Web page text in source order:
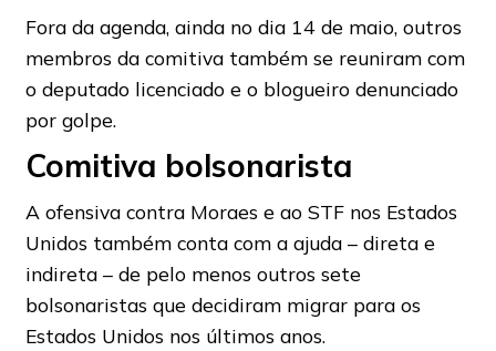
Fora da agenda, ainda no dia 14 de maio, outros
membros da comitiva também se reuniram com
o deputado licenciado e o blogueiro denunciado
por golpe.
Comitiva bolsonarista
A ofensiva contra Moraes e ao STF nos Estados
Unidos também conta com a ajuda – direta e
indireta – de pelo menos outros sete
bolsonaristas que decidiram migrar para os
Estados Unidos nos últimos anos.